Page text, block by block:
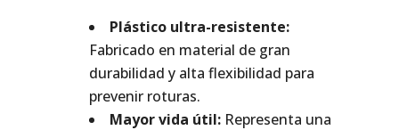
Plástico ultra-resistente:
Fabricado en material de gran
durabilidad y alta flexibilidad para
prevenir roturas.
Mayor vida útil: Representa una